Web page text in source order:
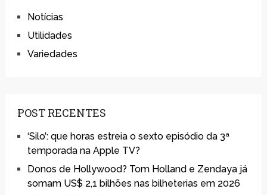
Notícias
Utilidades
Variedades
POST RECENTES
‘Silo’: que horas estreia o sexto episódio da 3ª
temporada na Apple TV?
Donos de Hollywood? Tom Holland e Zendaya já
somam US$ 2,1 bilhões nas bilheterias em 2026